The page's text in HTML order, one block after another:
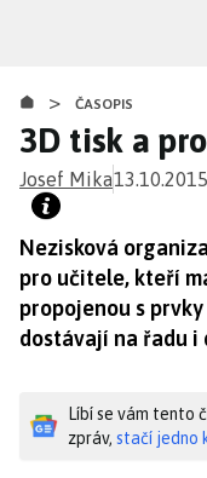
obsahu
> ČASOPIS
3D tisk a
Josef Mika13.10.2015
Nezisková
pro učitele, kteří
propojenou s
dostávají na řadu
Líbí se vám tento
zpráv, stačí jedno